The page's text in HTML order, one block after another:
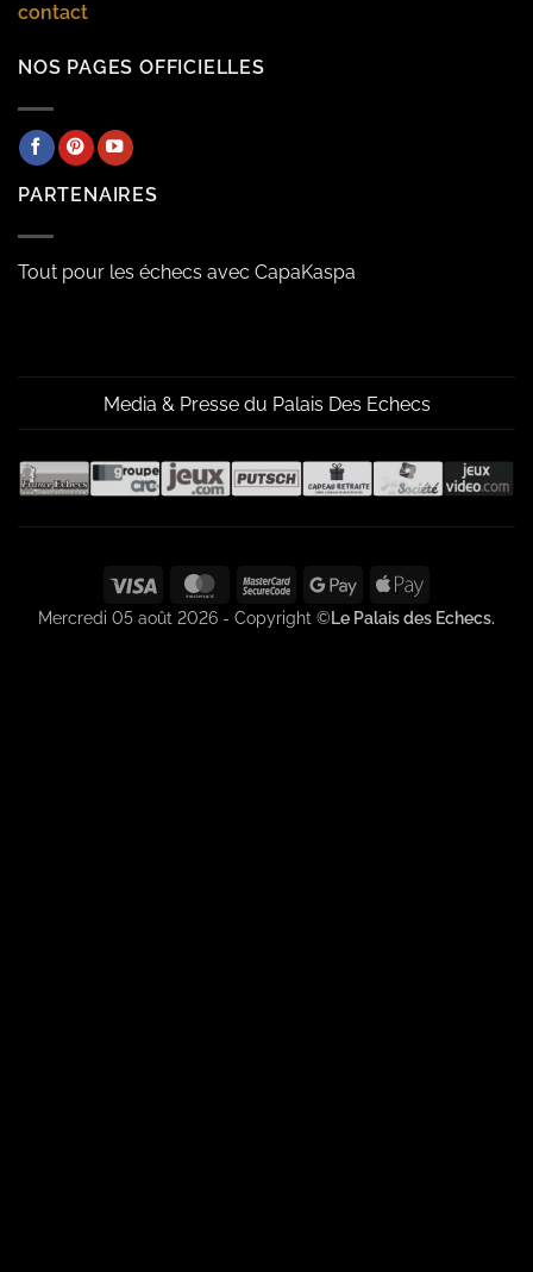
contact
NOS PAGES OFFICIELLES
PARTENAIRES
Tout pour les échecs avec CapaKaspa
Media & Presse du Palais Des Echecs
Visa MasterCardMasterCard
2
Google
Pay
Apple
Pay
Mercredi 05 août 2026 - Copyright ©Le Palais des Echecs.